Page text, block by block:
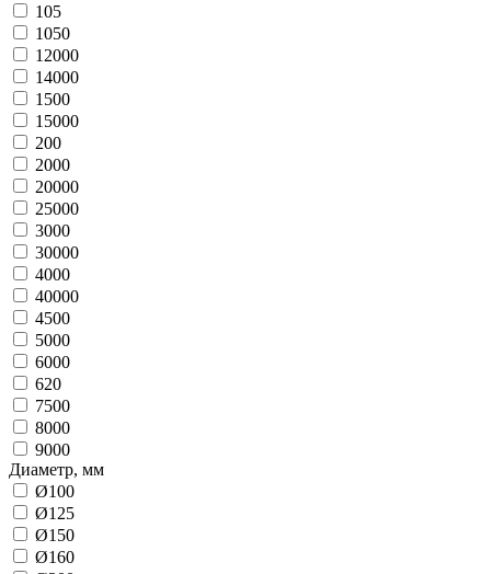
105
1050
12000
14000
1500
15000
200
2000
20000
25000
3000
30000
4000
40000
4500
5000
6000
620
7500
8000
9000
Диаметр, мм
Ø100
Ø125
Ø150
Ø160